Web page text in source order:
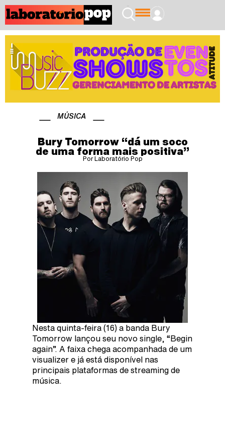
MÚSICA
Bury Tomorrow “dá um soco
de uma forma mais positiva”
Por Laboratório Pop
Nesta quinta-feira (16) a banda Bury
Tomorrow lançou seu novo single, “Begin
again”. A faixa chega acompanhada de um
visualizer e já está disponível nas
principais plataformas de streaming de
música.